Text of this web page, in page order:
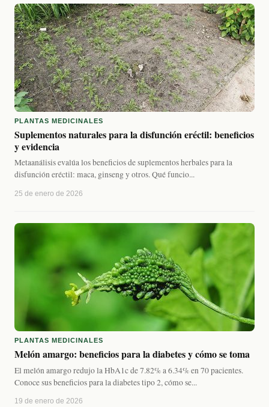
PLANTAS MEDICINALES
Suplementos naturales para la disfunción eréctil: beneficios
y evidencia
Metaanálisis evalúa los beneficios de suplementos herbales para la
disfunción eréctil: maca, ginseng y otros. Qué funcio...
25 de enero de 2026
PLANTAS MEDICINALES
Melón amargo: beneficios para la diabetes y cómo se toma
El melón amargo redujo la HbA1c de 7.82% a 6.34% en 70 pacientes.
Conoce sus beneficios para la diabetes tipo 2, cómo se...
19 de enero de 2026